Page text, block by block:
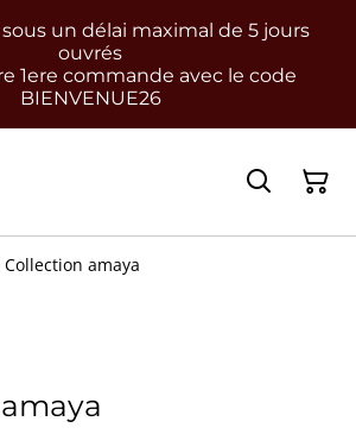
un délai maximal de 5 jours
ouvrés
1ere commande avec le code
BIENVENUE26
Collection amaya